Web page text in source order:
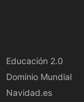
Educación 2.0
Dominio Mundial
Navidad.es